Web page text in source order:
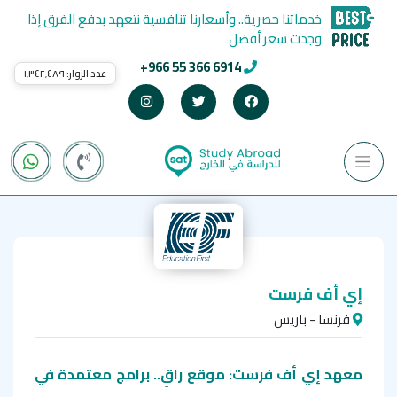
+966 55 366 6914
خدماتنا حصرية.. وأسعارنا تنافسية نتعهد بدفع الفرق إذا
وجدت سعر أفضل
عدد الزوار: ١٬٣٤٢٬٤٨٩
إي أف فرست
فرنسا - باريس
معهد إي أف فرست: موقع راقٍ.. برامج معتمدة في